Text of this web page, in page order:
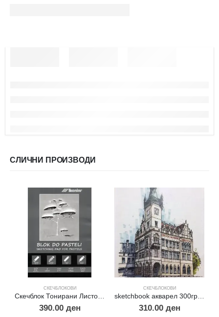
СЛИЧНИ ПРОИЗВОДИ
СКЕЧБЛОКОВИ
Скечблок Тонирани Листови за Пастел А5
390.00 ден
СКЕЧБЛОКОВИ
sketchbook акварел 300гр.30% памук А4
310.00 ден